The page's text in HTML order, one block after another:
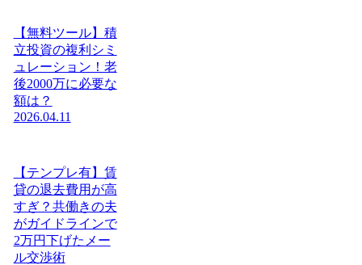
【無料ツール】積
立投資の複利シミ
ュレーション！老
後2000万に必要な
額は？
2026.04.11
【テンプレ有】賃
貸の退去費用が高
すぎ？共働きの夫
がガイドラインで
2万円下げたメー
ル交渉術